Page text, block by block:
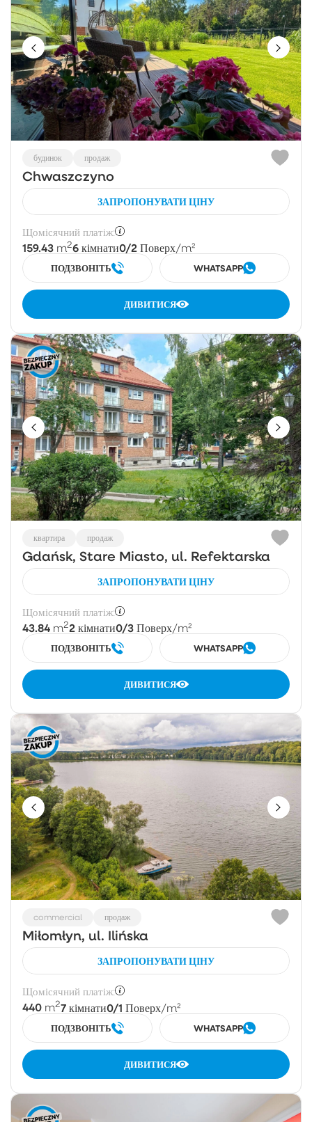
будинок продаж
Chwaszczyno
ЗАПРОПОНУВАТИ ЦІНУ
Щомісячний платіж:
159.43 m26 кімнати0/2 Поверх/m²
ПОДЗВОНІТЬ WHATSAPP
ДИВИТИСЯ
квартира продаж
Gdańsk, Stare Miasto, ul. Refektarska
ЗАПРОПОНУВАТИ ЦІНУ
Щомісячний платіж:
43.84 m22 кімнати0/3 Поверх/m²
ПОДЗВОНІТЬ WHATSAPP
ДИВИТИСЯ
commercial продаж
Miłomłyn, ul. Ilińska
ЗАПРОПОНУВАТИ ЦІНУ
Щомісячний платіж:
440 m27 кімнати0/1 Поверх/m²
ПОДЗВОНІТЬ WHATSAPP
ДИВИТИСЯ